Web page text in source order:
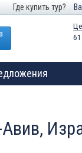
Где купить тур?
61